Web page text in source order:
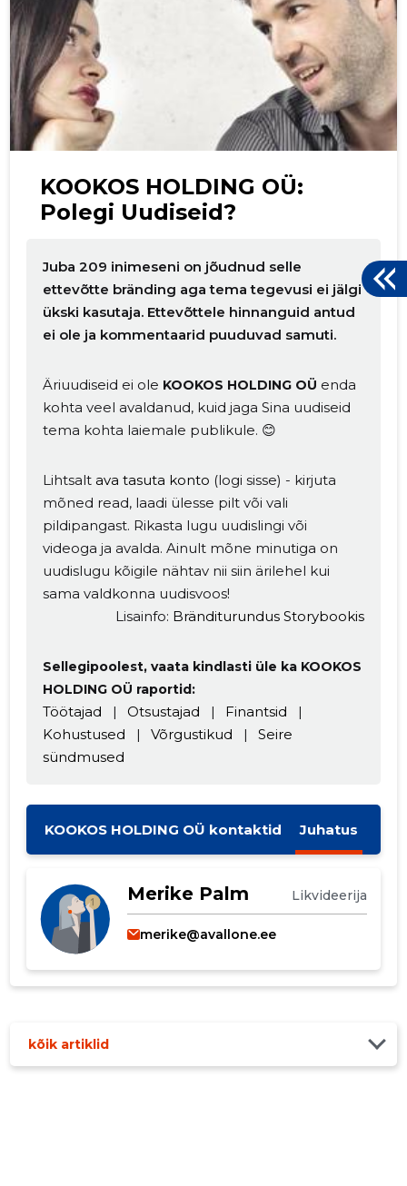
KOOKOS HOLDING OÜ:
Polegi Uudiseid?
Juba 209 inimeseni on jõudnud selle
ettevõtte bränding aga tema tegevusi ei jälgi
ükski kasutaja. Ettevõttele hinnanguid antud
ei ole ja kommentaarid puuduvad samuti.
Äriuudiseid ei ole KOOKOS HOLDING OÜ enda
kohta veel avaldanud, kuid jaga Sina uudiseid
tema kohta laiemale publikule. 😊
Lihtsalt ava tasuta konto (logi sisse) - kirjuta
mõned read, laadi ülesse pilt või vali
pildipangast. Rikasta lugu uudislingi või
videoga ja avalda. Ainult mõne minutiga on
uudislugu kõigile nähtav nii siin ärilehel kui
sama valdkonna uudisvoos!
Lisainfo: Bränditurundus Storybookis
Sellegipoolest, vaata kindlasti üle ka KOOKOS
HOLDING OÜ raportid:
Töötajad | Otsustajad | Finantsid
|
Kohustused
| Võrgustikud |
Seire
sündmused
KOOKOS HOLDING OÜ kontaktid Juhatus
Merike Palm Likvideerija
merike@avallone.ee
kõik artiklid
Muuda pildi
kirjeldust
MUUDA